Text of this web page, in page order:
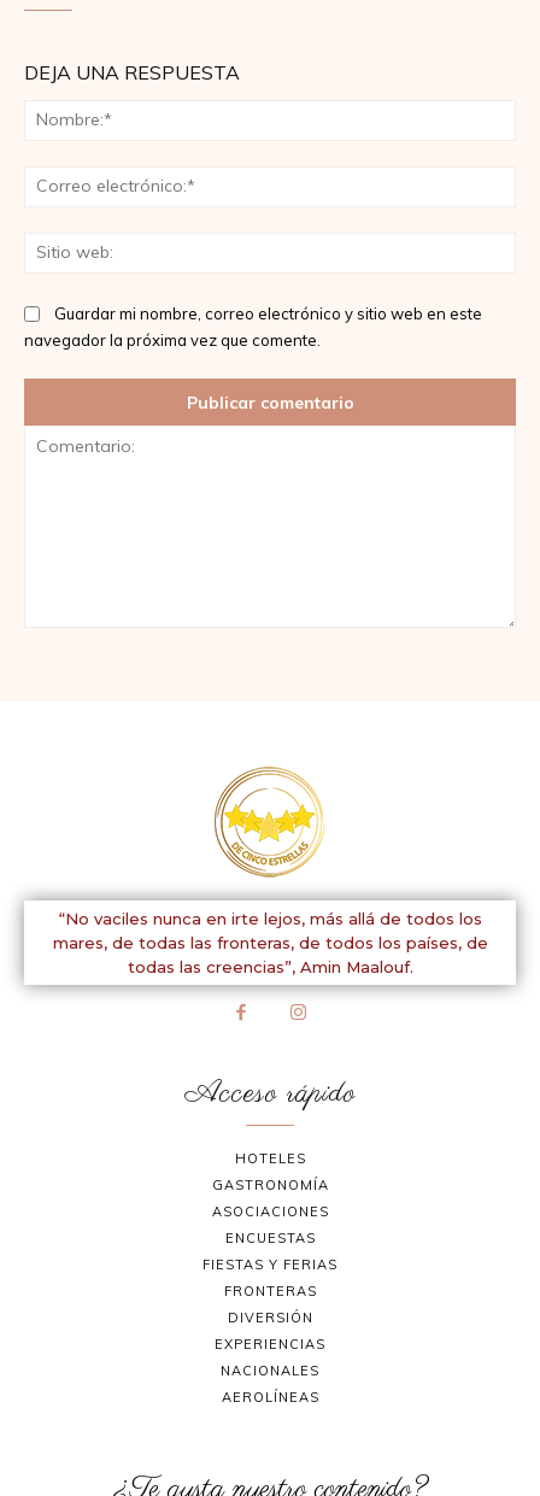
DEJA UNA RESPUESTA
Guardar mi nombre, correo electrónico y sitio web en este
navegador la próxima vez que comente.
“No vaciles nunca en irte lejos, más allá de todos los
mares, de todas las fronteras, de todos los países, de
todas las creencias”, Amin Maalouf.
Acceso rápido
HOTELES
GASTRONOMÍA
ASOCIACIONES
ENCUESTAS
FIESTAS Y FERIAS
FRONTERAS
DIVERSIÓN
EXPERIENCIAS
NACIONALES
AEROLÍNEAS